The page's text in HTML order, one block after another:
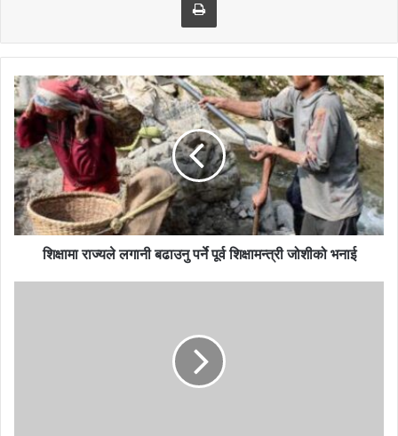
शिक्षामा राज्यले लगानी बढाउनु पर्ने पूर्व शिक्षामन्त्री जोशीको भनाई